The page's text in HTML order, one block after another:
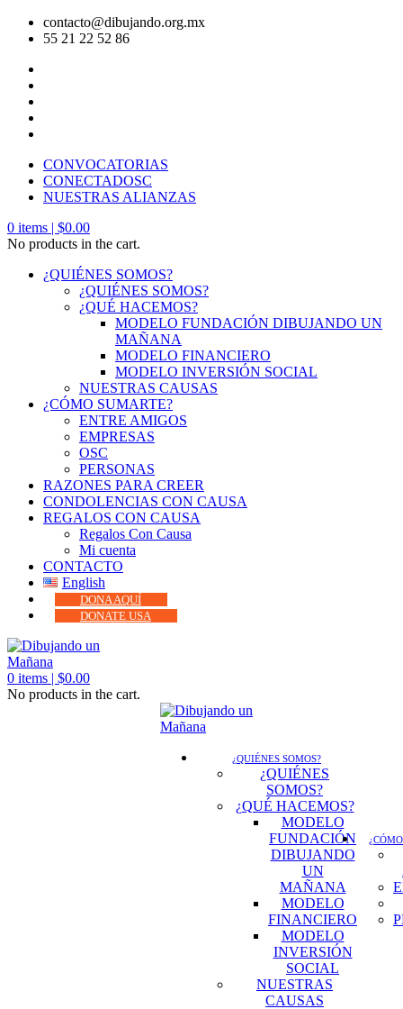
contacto@dibujando.org.mx
55 21 22 52 86
CONVOCATORIAS
CONECTADOSC
NUESTRAS ALIANZAS
0 items | $0.00
No products in the cart.
¿QUIÉNES SOMOS?
¿QUIÉNES SOMOS?
¿QUÉ HACEMOS?
MODELO FUNDACIÓN DIBUJANDO UN
MAÑANA
MODELO FINANCIERO
MODELO INVERSIÓN SOCIAL
NUESTRAS CAUSAS
¿CÓMO SUMARTE?
ENTRE AMIGOS
EMPRESAS
OSC
PERSONAS
RAZONES PARA CREER
CONDOLENCIAS CON CAUSA
REGALOS CON CAUSA
Regalos Con Causa
Mi cuenta
CONTACTO
English
DONA AQUÍ
DONATE USA
0 items | $0.00
No products in the cart.
¿QUIÉNES SOMOS?
¿QUIÉNES
SOMOS?
¿QUÉ HACEMOS?
MODELO
FUNDACIÓN
DIBUJANDO
UN
MAÑANA
MODELO
FINANCIERO
MODELO
INVERSIÓN
SOCIAL
NUESTRAS
CAUSAS